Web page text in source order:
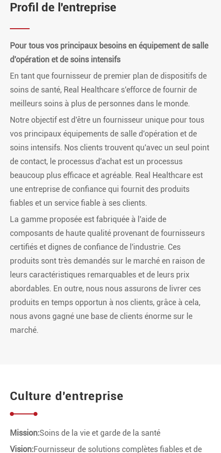
Profil de l'entreprise
Pour tous vos principaux besoins en équipement de salle
d'opération et de soins intensifs
En tant que fournisseur de premier plan de dispositifs de
soins de santé, Real Healthcare s'efforce de fournir de
meilleurs soins à plus de personnes dans le monde.
Notre objectif est d'être un fournisseur unique pour tous
vos principaux équipements de salle d'opération et de
soins intensifs. Nos clients trouvent qu'avec un seul point
de contact, le processus d'achat est un processus
beaucoup plus efficace et agréable. Real Healthcare est
une entreprise de confiance qui fournit des produits
fiables et un service fiable à ses clients.
La gamme proposée est fabriquée à l'aide de
composants de haute qualité provenant de fournisseurs
certifiés et dignes de confiance de l'industrie. Ces
produits sont très demandés sur le marché en raison de
leurs caractéristiques remarquables et de leurs prix
abordables. En outre, nous nous assurons de livrer ces
produits en temps opportun à nos clients, grâce à cela,
nous avons gagné une base de clients énorme sur le
marché.
Culture d'entreprise
Mission:Soins de la vie et garde de la santé
Vision:Fournisseur de solutions complètes fiables et de